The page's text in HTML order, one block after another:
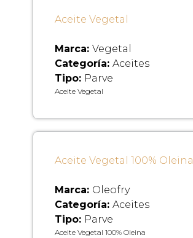
Aceite Vegetal
Marca: Vegetal
Categoría: Aceites
Tipo: Parve
Aceite Vegetal
Aceite Vegetal 100% Oleina
Marca: Oleofry
Categoría: Aceites
Tipo: Parve
Aceite Vegetal 100% Oleina